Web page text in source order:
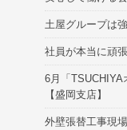
土屋グループは
社員が本当に頑
6月「TSUCHIYA
【盛岡支店】
外壁張替工事現